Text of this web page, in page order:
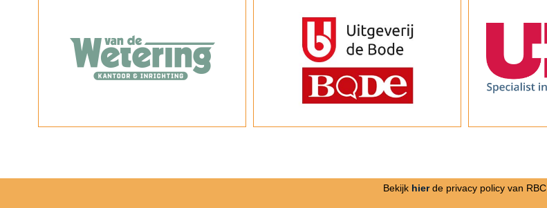
Bekijk hier de privacy policy van RBC